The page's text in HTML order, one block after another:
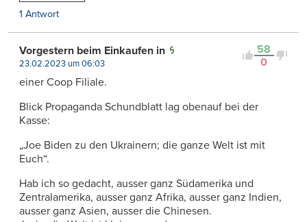
1 Antwort
58
0
Vorgestern beim Einkaufen in
23.02.2023 um 06:03
einer Coop Filiale.
Blick Propaganda Schundblatt lag obenauf bei der
Kasse:
„Joe Biden zu den Ukrainern; die ganze Welt ist mit
Euch“.
Hab ich so gedacht, ausser ganz Südamerika und
Zentralamerika, ausser ganz Afrika, ausser ganz Indien,
ausser ganz Asien, ausser die Chinesen.